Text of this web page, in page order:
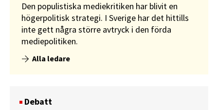
Den populistiska mediekritiken har blivit en
högerpolitisk strategi. I Sverige har det hittills
inte gett några större avtryck i den förda
mediepolitiken.
Alla ledare
Debatt